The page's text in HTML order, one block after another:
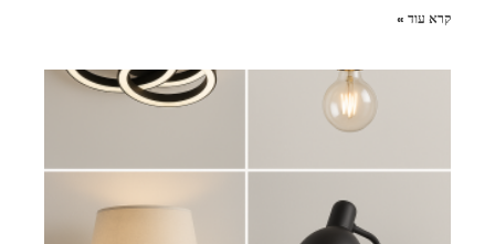
קרא עוד »